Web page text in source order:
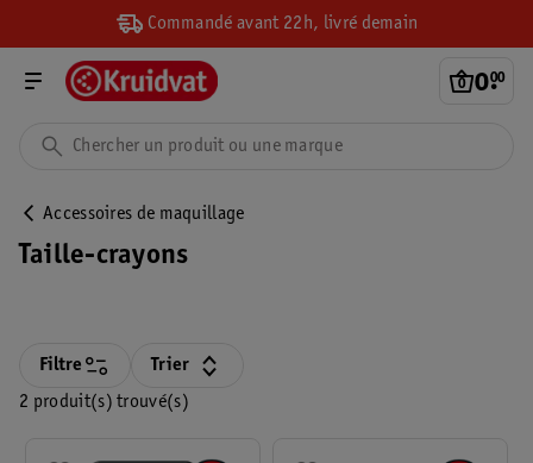
Commandé avant 22h, livré demain
0.
00
Accessoires de maquillage
Taille-crayons
2 produit(s) trouvé(s)
Filtre Trier